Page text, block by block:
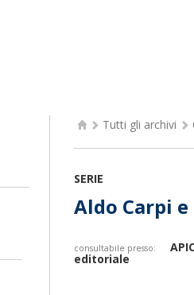
Tutti gli archivi
SERIE
Aldo Carpi
consultabile presso:
editoriale